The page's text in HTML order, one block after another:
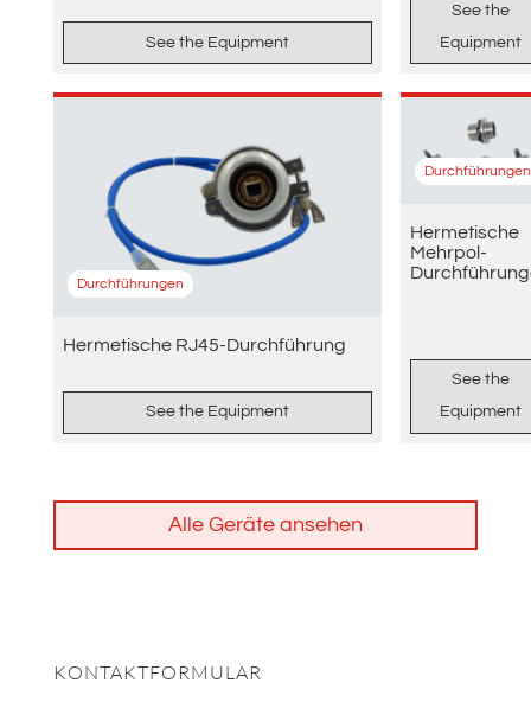
See the Equipment
See the
Equipment
Durchführungen
Hermetische RJ45-Durchführung
See the Equipment
Durchführungen
Hermetische
Mehrpol-
See the
Equipment
Alle Geräte ansehen
KONTAKTFORMULAR